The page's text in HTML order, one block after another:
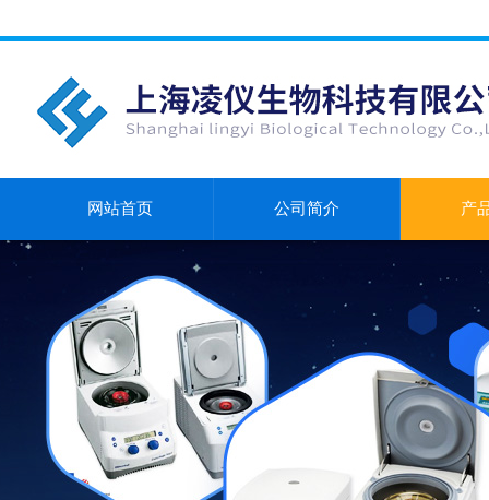
网站首页 公司简介 产